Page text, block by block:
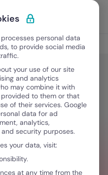
Scopri Factorial
e Factorial:
fino a caso di
processes personal data
to provide social media
your use of our site
and analytics
may combine it with
to them or that
of their services. Google
data for ad
analytics,
security purposes.
your data, visit:
at any time from the